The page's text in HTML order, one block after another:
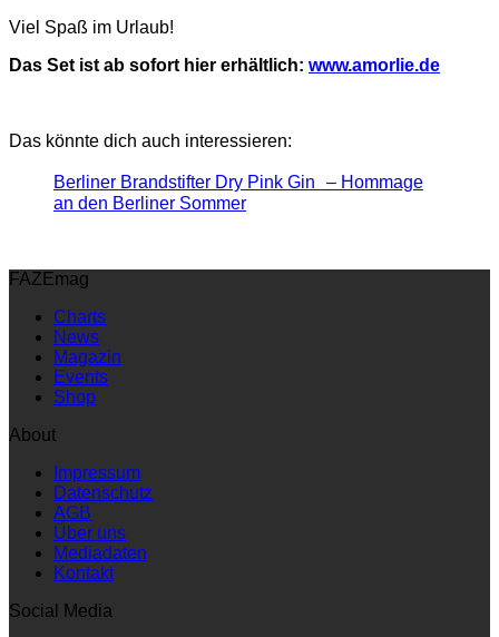
Viel Spaß im Urlaub!
Das Set ist ab sofort hier erhältlich: www.amorlie.de
Das könnte dich auch interessieren:
Berliner Brandstifter Dry Pink Gin – Hommage
an den Berliner Sommer
FAZEmag
Charts
News
Magazin
Events
Shop
About
Impressum
Datenschutz
AGB
Über uns
Mediadaten
Kontakt
Social Media